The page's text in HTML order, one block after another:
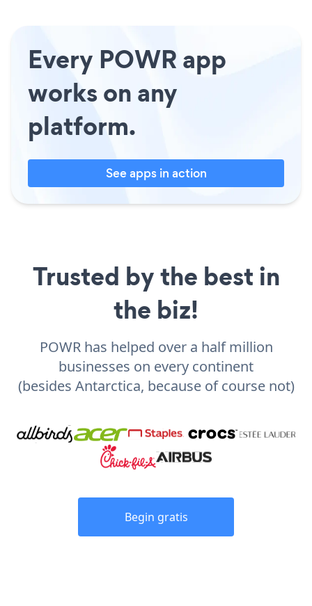
Every POWR app
works on any
platform.
See apps in action
Trusted by the best in
the biz!
POWR has helped over a half million
businesses on every continent
(besides Antarctica, because of course not)
Begin gratis